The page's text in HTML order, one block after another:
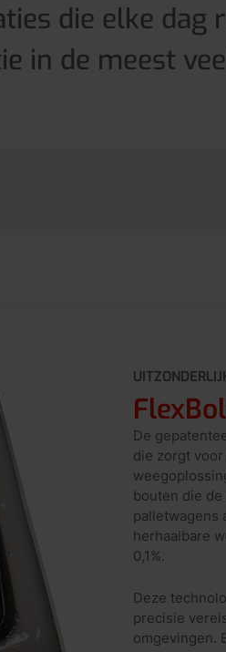
die elke dag
in de meest
De
die zorgt
bouten die
palletwagens
herhaalbare
0,1%.
Deze
precisie
omgevingen.